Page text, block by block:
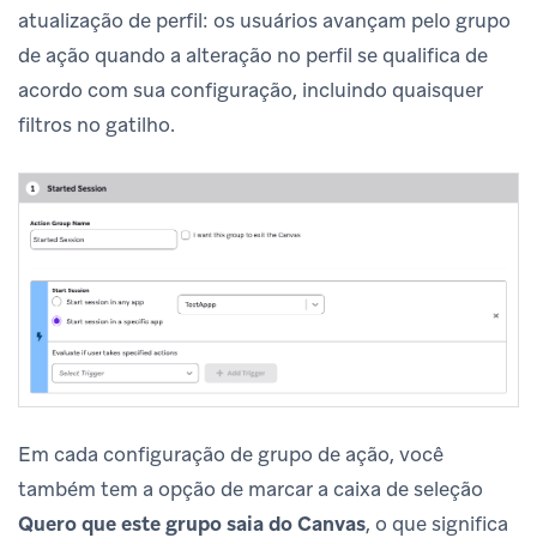
atualização de perfil: os usuários avançam pelo grupo
de ação quando a alteração no perfil se qualifica de
acordo com sua configuração, incluindo quaisquer
filtros no gatilho.
Em cada configuração de grupo de ação, você
também tem a opção de marcar a caixa de seleção
Quero que este grupo saia do Canvas, o que significa